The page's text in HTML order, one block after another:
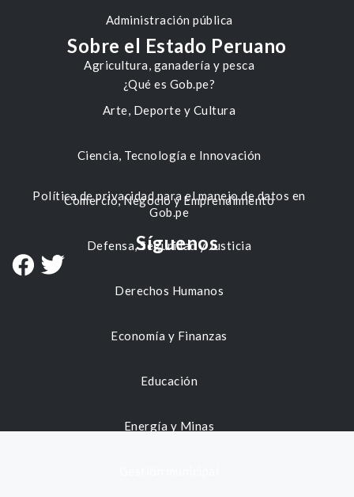
Administración pública
Agricultura, ganadería y pesca
Arte, Deporte y Cultura
Ciencia, Tecnología e Innovación
Comercio, Negocio y Emprendimiento
Defensa, Seguridad y Justicia
Derechos Humanos
Economía y Finanzas
Educación
Energía y Minas
Sobre el Estado Peruano
¿Qué es Gob.pe?
Política de privacidad para el manejo de datos en
Gob.pe
Síguenos